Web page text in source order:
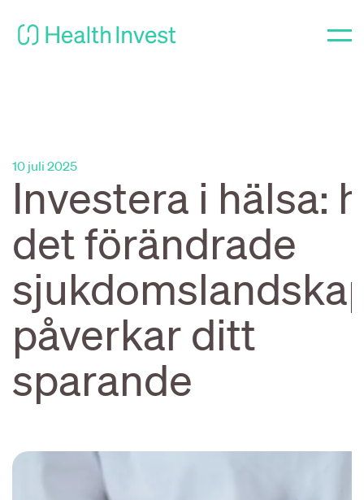
10 juli 2025
Investera i hälsa:
det förändrade
påverkar ditt
sparande